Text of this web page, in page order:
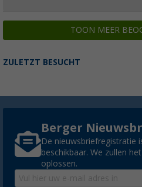
TOON MEER
ZULETZT BESUCHT
Berger
De nieuwsbriefregistratie
beschikbaar. We zullen
oplossen.